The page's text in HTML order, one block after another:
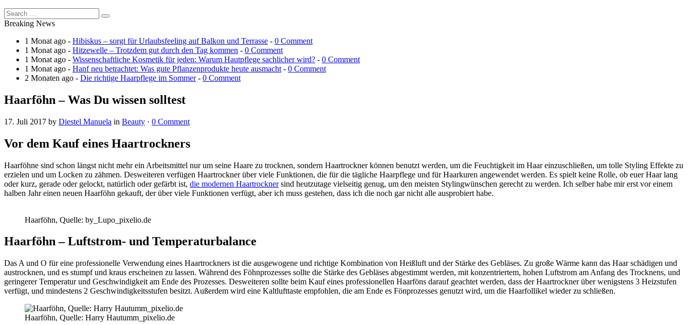
Breaking News
1 Monat ago - Hibiskus – sorgt für Urlaubsfeeling auf Balkon und Terrasse - 0 Comment
1 Monat ago - Hitzewelle – Trotzdem gut durch den Tag kommen - 0 Comment
1 Monat ago - Wissenschaftliche Kosmetik für jeden: Warum Hautpflege sachlicher wird? - 0 Comment
1 Monat ago - Hanf neu betrachtet: Was gute Pflanzenprodukte heute ausmacht - 0 Comment
2 Monaten ago - Die richtige Haarpflege im Sommer- 0 Comment
Haarföhn – Was Du wissen solltest
17. Juli 2017 by Diestel Manuela in Beauty · 0 Comment
Vor dem Kauf eines Haartrockners
Haarföhne sind schon längst nicht mehr ein Arbeitsmittel nur um seine Haare zu trocknen, sondern Haartrockner können benutzt werden, um die Feuchtigkeit im Haar einzuschließen, um tolle Styling Effekte zu
erzielen und um Locken zu zähmen. Desweiteren verfügen Haartrockner über viele Funktionen, die für die tägliche Haarpflege und für Haarkuren angewendet werden. Es spielt keine Rolle, ob euer Haar lang
oder kurz, gerade oder gelockt, natürlich oder gefärbt ist, die modernen Haartrocknersind heutzutage vielseitig genug, um den meisten Stylingwünschen gerecht zu werden. Ich selber habe mir erst vor einem
halben Jahr einen neuen Haarföhn gekauft, der über viele Funktionen verfügt, aber ich muss gestehen, dass ich die noch gar nicht alle ausprobiert habe.
Haarföhn, Quelle: by_Lupo_pixelio.de
Haarföhn – Luftstrom- und Temperaturbalance
Das A und O für eine professionelle Verwendung eines Haartrockners ist die ausgewogene und richtige Kombination von Heißluft und der Stärke des Gebläses. Zu große Wärme kann das Haar schädigen und
austrocknen, und es stumpf und kraus erscheinen zu lassen. Während des Föhnprozesses sollte die Stärke des Gebläses abgestimmt werden, mit konzentriertem, hohen Luftstrom am Anfang des Trocknens, und
geringerer Temperatur und Geschwindigkeit am Ende des Prozesses. Desweiteren sollte beim Kauf eines professionellen Haarföns darauf geachtet werden, dass der Haartrockner über wenigstens 3 Heizstufen
verfügt, und mindestens 2 Geschwindigkeitsstufen besitzt. Außerdem wird eine Kaltlufttaste empfohlen, die am Ende es Fönprozesses genutzt wird, um die Haarfollikel wieder zu schließen.
Haarföhn, Quelle: Harry Hautumm_pixelio.de